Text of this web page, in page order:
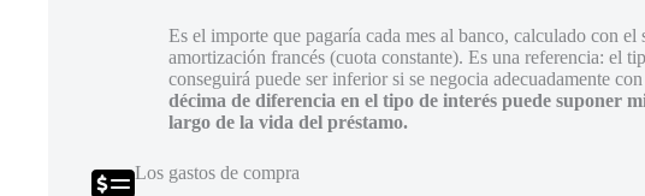
Es el importe que pagaría cada mes al banco, calculado con el
amortización francés (cuota constante). Es una referencia: el
conseguirá puede ser inferior si se negocia adecuadamente
décima de diferencia en el tipo de interés puede suponer
largo de la vida del préstamo.
Los gastos de compra